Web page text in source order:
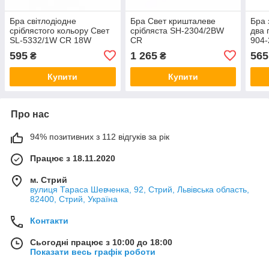
Бра світлодіодне
сріблястого кольору Свет
SL-5332/1W CR 18W
595 ₴
Купити
Бра Свет кришталеве
срібляста SH-2304/2BW
CR
1 265₴
Купити
Бра
два
565
Про нас
94% позитивних з 112 відгуків за рік
Працює з 18.11.2020
м. Стрий
вулиця Тараса Шевченка, 92, Стрий, Львівська область,
82400, Стрий, Україна
Контакти
Сьогодні працює з 10:00 до 18:00
Показати весь графік роботи